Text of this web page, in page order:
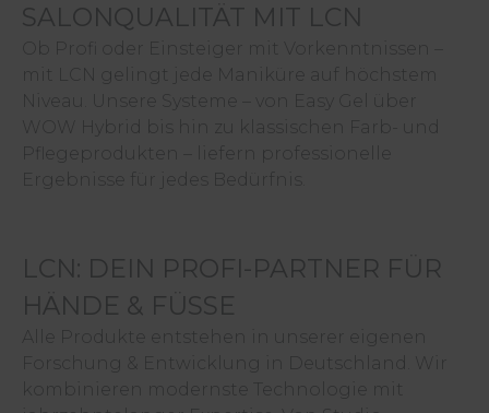
SALONQUALITÄT MIT LCN
Ob Profi oder Einsteiger mit Vorkenntnissen –
mit LCN gelingt jede Maniküre auf höchstem
Niveau. Unsere Systeme – von Easy Gel über
WOW Hybrid bis hin zu klassischen Farb- und
Pflegeprodukten – liefern professionelle
Ergebnisse für jedes Bedürfnis.
LCN: DEIN PROFI-PARTNER FÜR
HÄNDE & FÜSSE
Alle Produkte entstehen in unserer eigenen
Forschung & Entwicklung in Deutschland. Wir
kombinieren modernste Technologie mit